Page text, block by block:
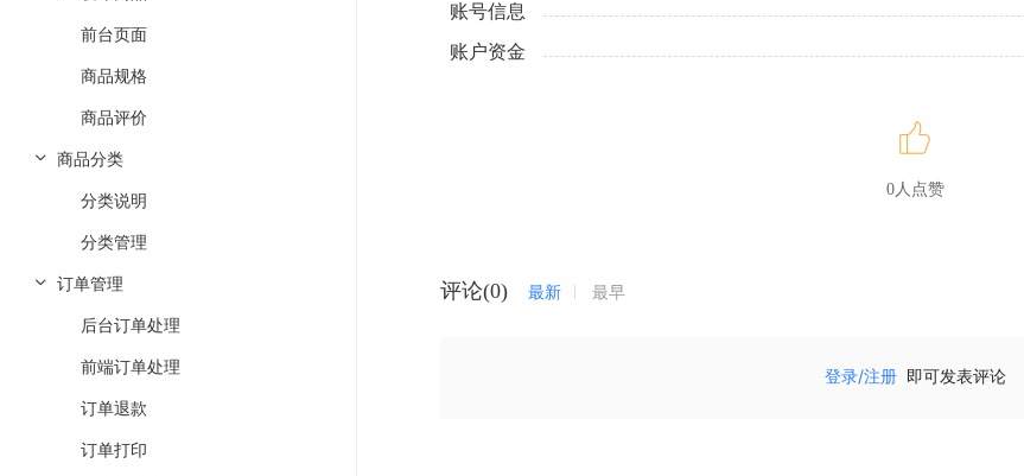
前台页面
商品规格
商品评价
商品分类
分类说明
分类管理
订单管理
后台订单处理
前端订单处理
订单退款
订单打印
账号信息
账户资金
0人点赞
评论(0) 最新 最早
登录/注册 即可发表评论